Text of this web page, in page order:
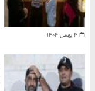
۴ بهمن ۱۴۰۴